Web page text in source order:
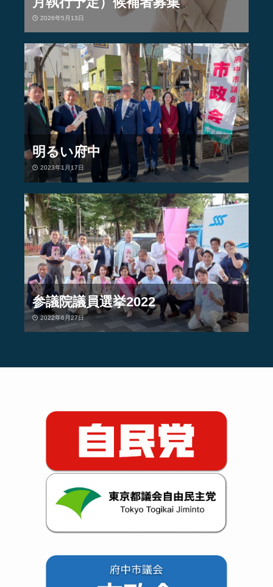
2026年5月13日
明るい府中
2023年1月17日
参議院議員選挙2022
2022年6月27日